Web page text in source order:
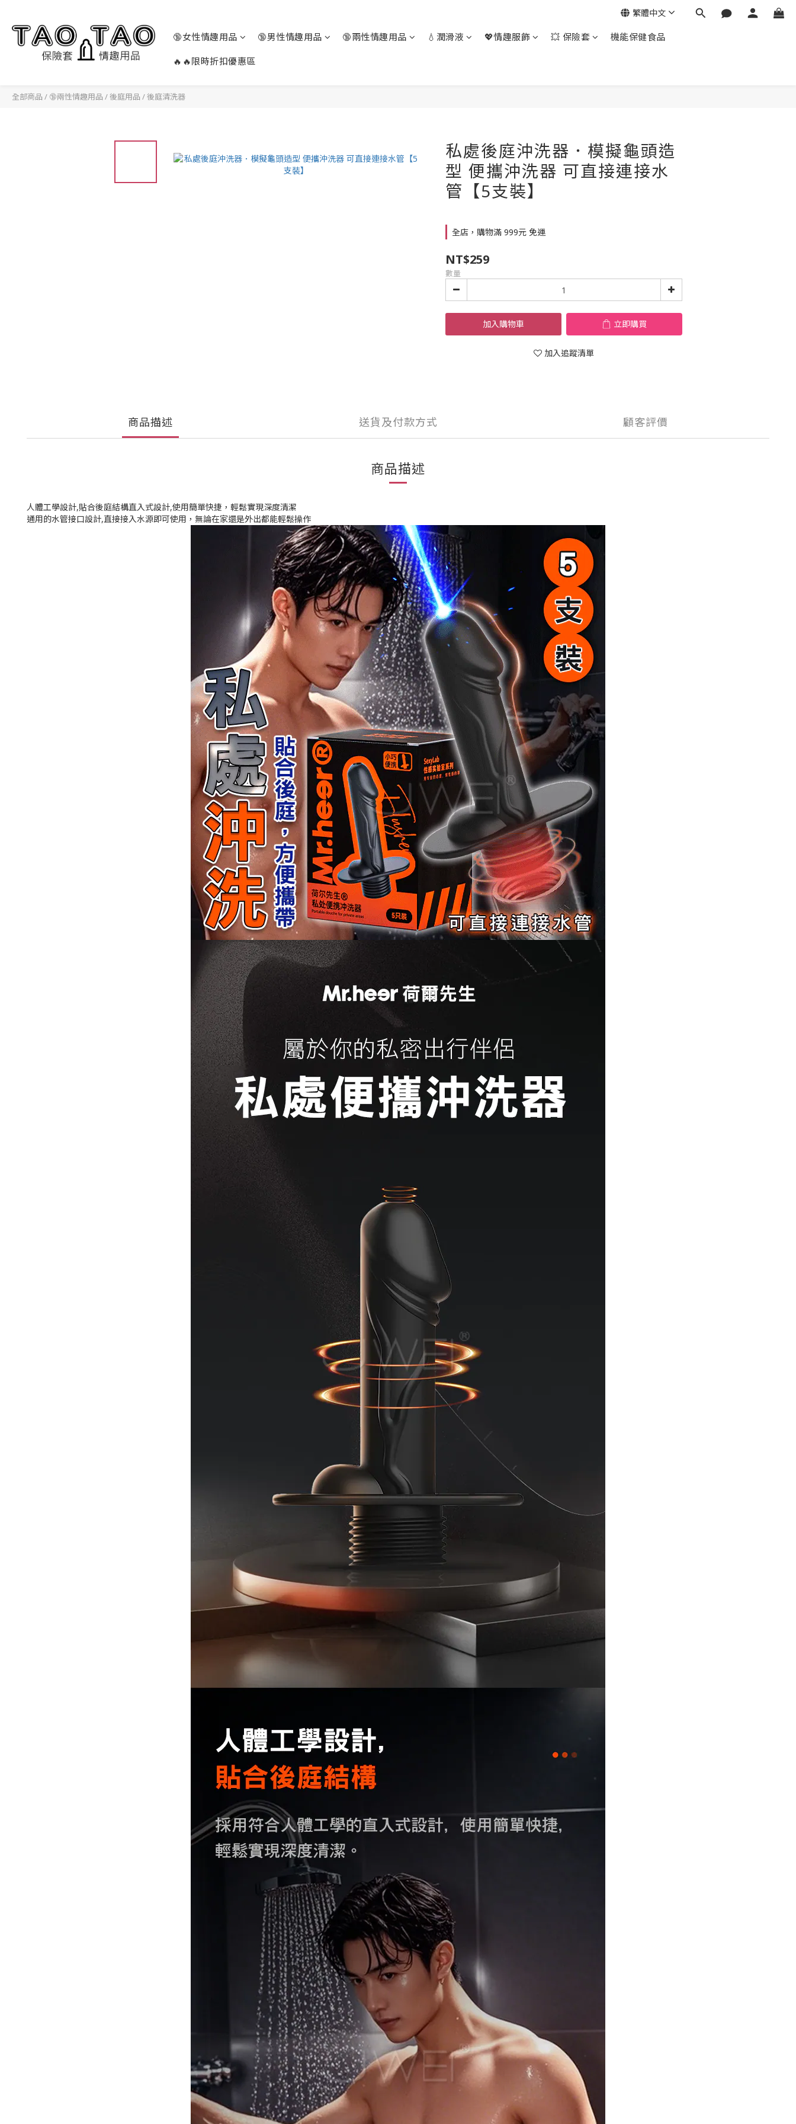
🔞女性情趣用品 🔞男性情趣用品 🔞兩性情趣用品 💧潤滑液 💖情趣服飾 💥 保險套 機能保健食品
🔥🔥限時折扣優惠區
繁體中文
全部商品 / 🔞兩性情趣用品 /後庭用品 /後庭清洗器
私處後庭沖洗器．模擬龜頭造
型 便攜沖洗器 可直接連接水
管【5支裝】
全店，購物滿 999元 免運
NT$259
數量
加入購物車 立即購買
加入追蹤清單
商品描述 送貨及付款方式 顧客評價
商品描述
人體工學設計,貼合後庭結構直入式設計,使用簡單快捷，輕鬆實現深度清潔
通用的水管接口設計,直接接入水源即可使用，無論在家還是外出都能輕鬆操作